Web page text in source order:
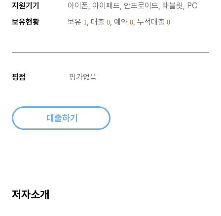
지원기기
아이폰, 아이패드, 안드로이드, 태블릿, PC
보유현황
보유 1 , 대출 0 , 예약 0 , 누적대출 0
평점 평가없음
대출하기
저자소개